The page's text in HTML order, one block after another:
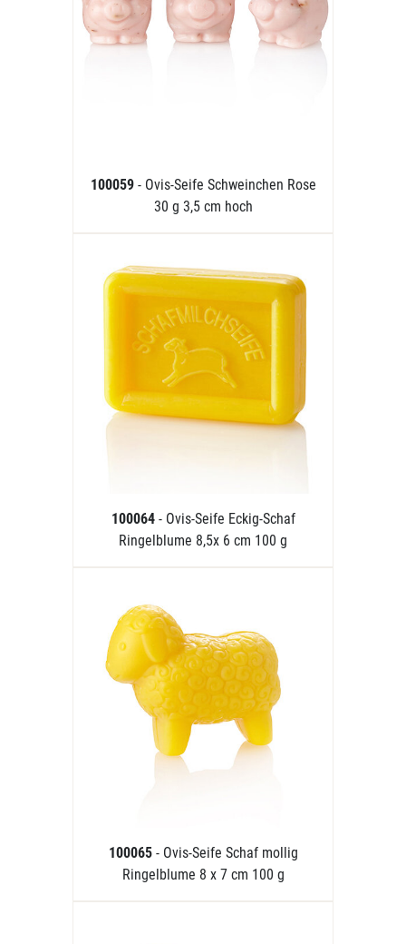
100059 - Ovis-Seife Schweinchen Rose
30 g 3,5 cm hoch
100064 - Ovis-Seife Eckig-Schaf
Ringelblume 8,5x 6 cm 100 g
100065 - Ovis-Seife Schaf mollig
Ringelblume 8 x 7 cm 100 g